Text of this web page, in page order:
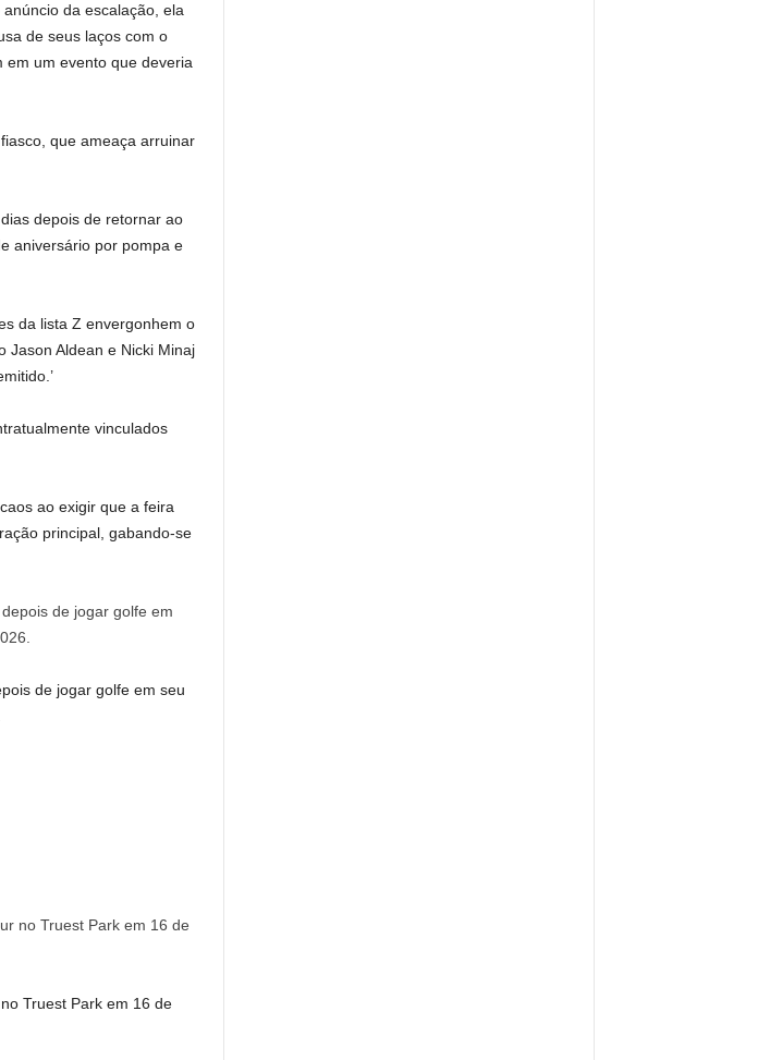
da escalação, ela
de seus laços com o
um evento que deveria
que ameaça arruinar
depois de retornar ao
aniversário por pompa e
da lista Z envergonhem o
Jason Aldean e Nicki Minaj
vinculados
ao exigir que a feira
principal, gabando-se
de jogar golfe em seu
Truest Park em 16 de